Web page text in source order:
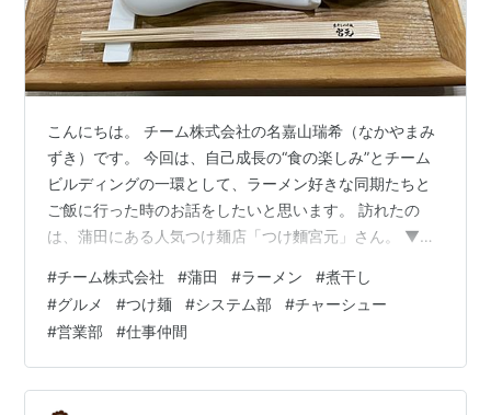
こんにちは。 チーム株式会社の名嘉山瑞希（なかやまみ
ずき）です。 今回は、自己成長の“食の楽しみ”とチーム
ビルディングの一環として、ラーメン好きな同期たちと
ご飯に行った時のお話をしたいと思います。 訪れたの
は、蒲田にある人気つけ麺店「つけ麵宮元」さん。 ▼食
https://tabelog.com/tokyo/A1315/A131503/13180862/
このお店は、煮干し好きにはたまらない香りと味わいで
知られています。 当日は、営業部とシステム部から1名ず
つ、私を含めて3人で仕事終わりに集合しました。 蒲田
駅の西口から徒歩7分ほど。並ぶ覚悟で行ったのですが、
#チーム株式会社 #蒲田 #ラーメン #煮干し
#グルメ #つけ麺 #システム部 #チャーシュー
#営業部 #仕事仲間